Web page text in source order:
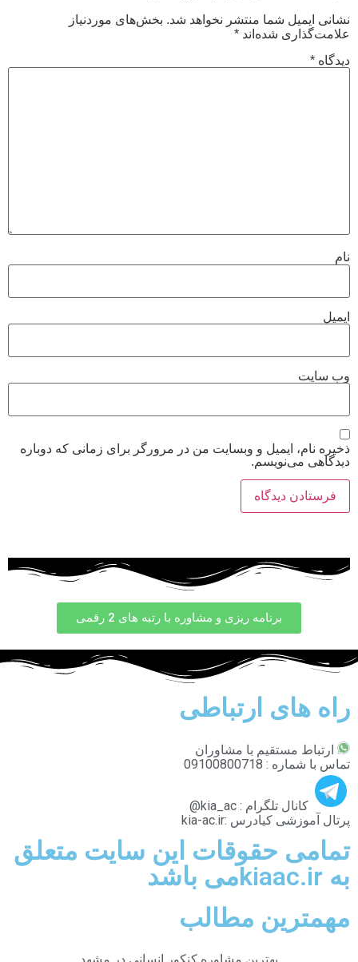
نشانی ایمیل شما منتشر نخواهد شد. بخش‌های موردنیاز
علامت‌گذاری شده‌اند *
دیدگاه *
نام
ایمیل
وب‌ سایت
ذخیره نام، ایمیل و وبسایت من در مرورگر برای زمانی که دوباره
دیدگاهی می‌نویسم.
برنامه ریزی و مشاوره با رتبه های 2 رقمی
راه های ارتباطی
ارتباط مستقیم با مشاوران
تماس با شماره : 09100800718
کانال تلگرام : kia_ac@
پرتال آموزشی کیادرس :kia-ac.ir
تمامی حقوقات این سایت متعلق
به kiaac.irمی باشد
مهمترین مطالب